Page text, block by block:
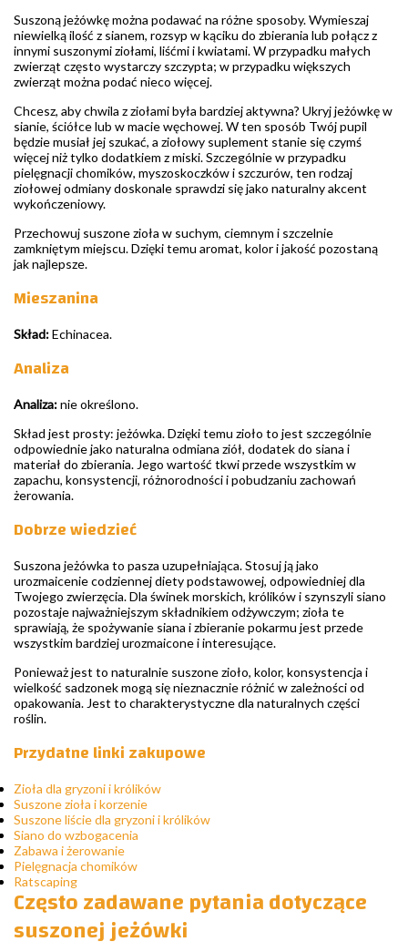
Suszoną jeżówkę można podawać na różne sposoby. Wymieszaj
niewielką ilość z sianem, rozsyp w kąciku do zbierania lub połącz z
innymi suszonymi ziołami, liśćmi i kwiatami. W przypadku małych
zwierząt często wystarczy szczypta; w przypadku większych
zwierząt można podać nieco więcej.
Chcesz, aby chwila z ziołami była bardziej aktywna? Ukryj jeżówkę w
sianie, ściółce lub w macie węchowej. W ten sposób Twój pupil
będzie musiał jej szukać, a ziołowy suplement stanie się czymś
więcej niż tylko dodatkiem z miski. Szczególnie w przypadku
pielęgnacji chomików, myszoskoczków i szczurów, ten rodzaj
ziołowej odmiany doskonale sprawdzi się jako naturalny akcent
wykończeniowy.
Przechowuj suszone zioła w suchym, ciemnym i szczelnie
zamkniętym miejscu. Dzięki temu aromat, kolor i jakość pozostaną
jak najlepsze.
Mieszanina
Skład:Echinacea.
Analiza
Analiza:nie określono.
Skład jest prosty: jeżówka. Dzięki temu zioło to jest szczególnie
odpowiednie jako naturalna odmiana ziół, dodatek do siana i
materiał do zbierania. Jego wartość tkwi przede wszystkim w
zapachu, konsystencji, różnorodności i pobudzaniu zachowań
żerowania.
Dobrze wiedzieć
Suszona jeżówka to pasza uzupełniająca. Stosuj ją jako
urozmaicenie codziennej diety podstawowej, odpowiedniej dla
Twojego zwierzęcia. Dla świnek morskich, królików i szynszyli siano
pozostaje najważniejszym składnikiem odżywczym; zioła te
sprawiają, że spożywanie siana i zbieranie pokarmu jest przede
wszystkim bardziej urozmaicone i interesujące.
Ponieważ jest to naturalnie suszone zioło, kolor, konsystencja i
wielkość sadzonek mogą się nieznacznie różnić w zależności od
opakowania. Jest to charakterystyczne dla naturalnych części
roślin.
Przydatne linki zakupowe
Zioła dla gryzoni i królików
Suszone zioła i korzenie
Suszone liście dla gryzoni i królików
Siano do wzbogacenia
Zabawa i żerowanie
Pielęgnacja chomików
Ratscaping
Często zadawane pytania dotyczące
suszonej jeżówki